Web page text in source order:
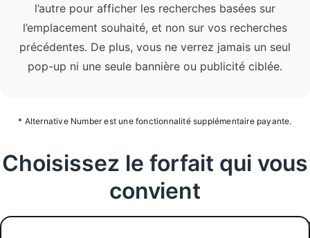
l’autre pour afficher les recherches basées sur
l’emplacement souhaité, et non sur vos recherches
précédentes. De plus, vous ne verrez jamais un seul
pop-up ni une seule bannière ou publicité ciblée.
* Alternative Number est une fonctionnalité supplémentaire payante.
Choisissez le forfait qui vous
convient